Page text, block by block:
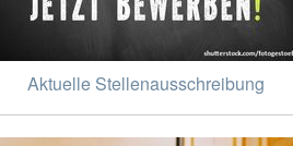
Aktuelle Stellenausschreibung